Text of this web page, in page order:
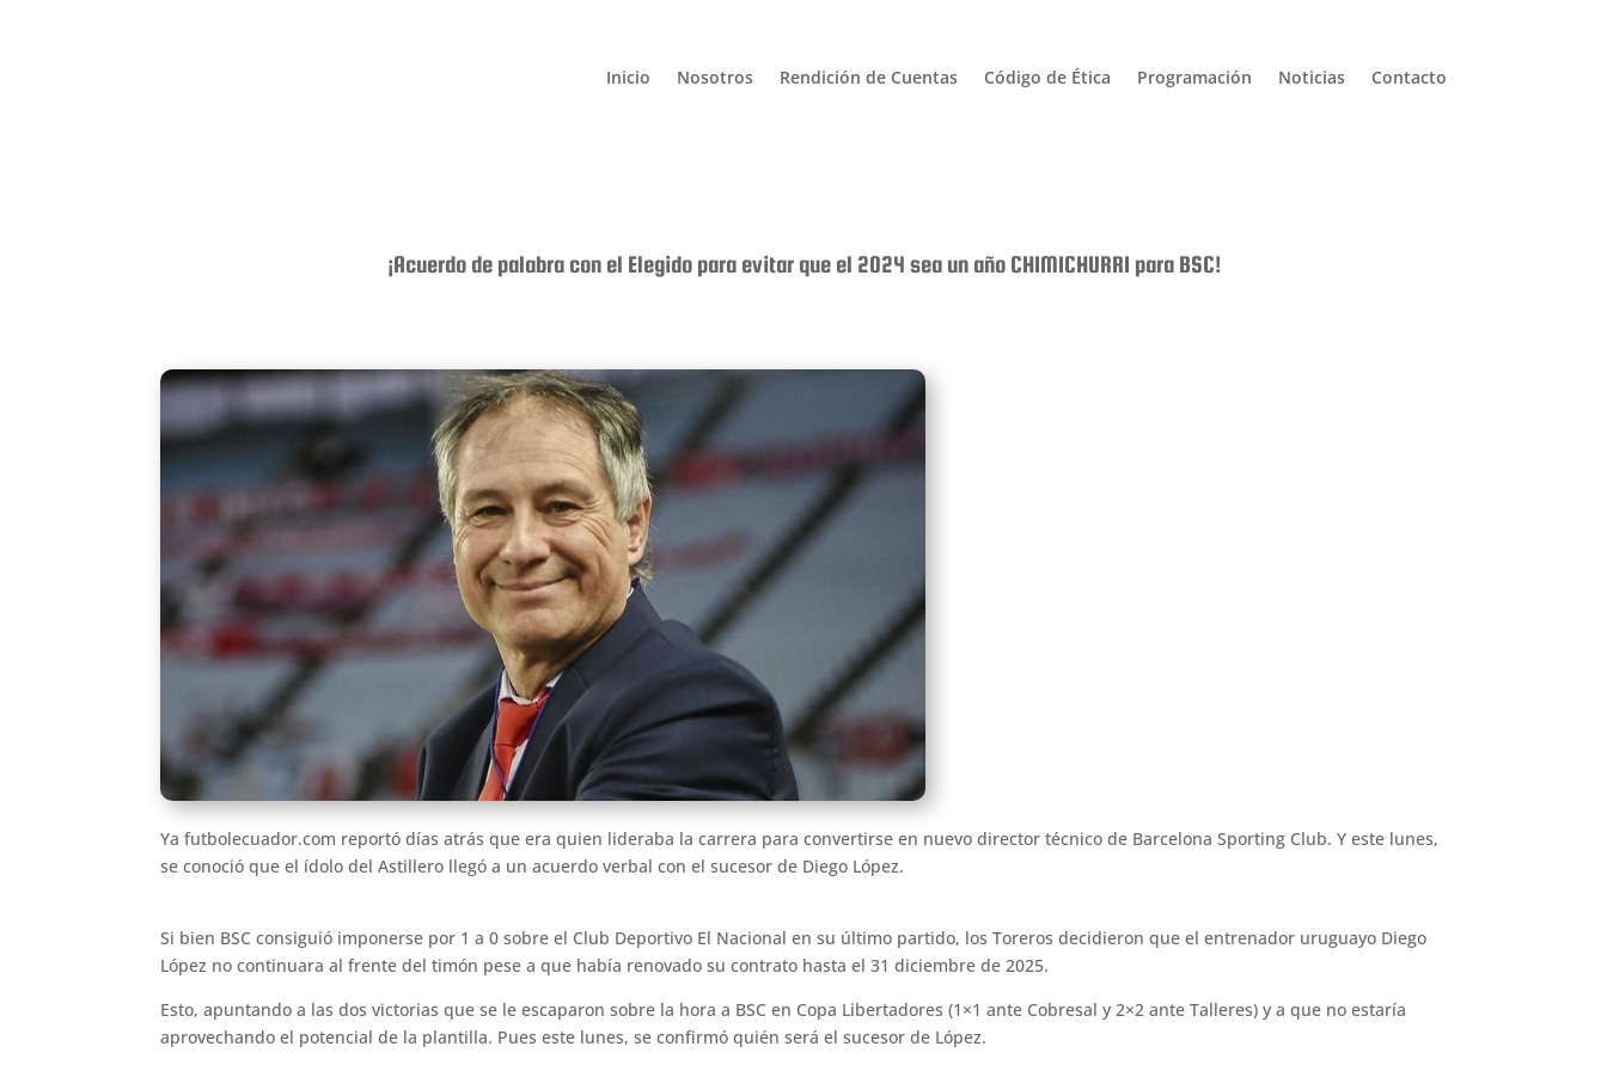
Inicio Nosotros Rendición de Cuentas Código de Ética Programación Noticias Contacto
¡Acuerdo de palabra con el Elegido para evitar que el 2024 sea un año CHIMICHURRI para BSC!
Ya futbolecuador.com reportó días atrás que era quien lideraba la carrera para convertirse en nuevo director técnico de Barcelona Sporting Club. Y este lunes,
se conoció que el ídolo del Astillero llegó a un acuerdo verbal con el sucesor de Diego López.
Si bien BSC consiguió imponerse por 1 a 0 sobre el Club Deportivo El Nacional en su último partido, los Toreros decidieron que el entrenador uruguayo Diego
López no continuara al frente del timón pese a que había renovado su contrato hasta el 31 diciembre de 2025.
Esto, apuntando a las dos victorias que se le escaparon sobre la hora a BSC en Copa Libertadores (1×1 ante Cobresal y 2×2 ante Talleres) y a que no estaría
aprovechando el potencial de la plantilla. Pues este lunes, se confirmó quién será el sucesor de López.